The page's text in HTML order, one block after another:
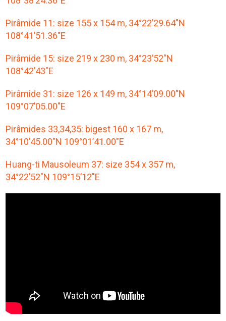
Pirâmide 11: size 155 x 154 m, 34°22’29.64″N
108°41’51.36″E
Pirâmide 15: size 219 x 230 m, 34°23’52″N
108°42’43″E
Pirâmide 31: size 126 x 149 m, 34°14’09.00″N
109°07’05.00″E
Pirâmides 33,34,35: bigest 160 x 167 m,
34°10’45.00″N 109°01’41.00″E
Huang-ti Mausoleum 37: size 354 x 357 m,
34°22’52″N 109°15’12″E